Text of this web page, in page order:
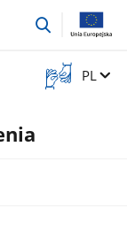
przejdź
Otwórz
okno
Zmień
PL